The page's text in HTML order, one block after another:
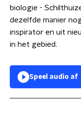
biologie -
dezelfde manier
inspirator en uit
in het gebied.
Speel audio af